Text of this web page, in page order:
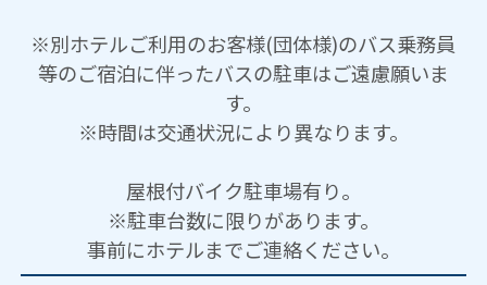
※別ホテルご利用のお客様(団体様)のバス乗務員
等のご宿泊に伴ったバスの駐車はご遠慮願いま
す。
※時間は交通状況により異なります。
屋根付バイク駐車場有り。
※駐車台数に限りがあります。
事前にホテルまでご連絡ください。